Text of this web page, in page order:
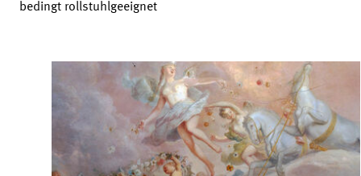
bedingt rollstuhlgeeignet